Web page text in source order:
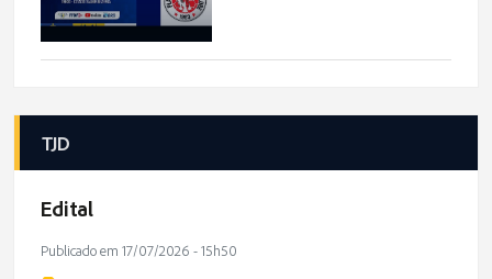
TJD
Edital
Publicado em 17/07/2026 - 15h50